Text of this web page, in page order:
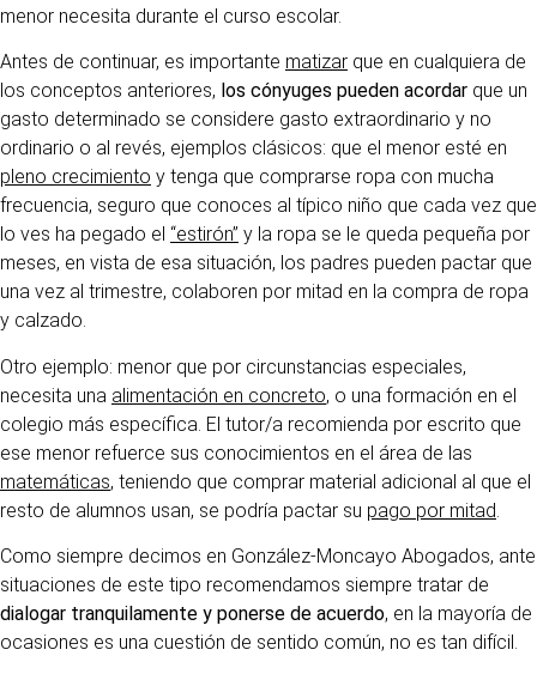
menor necesita durante el curso escolar.
Antes de continuar, es importante matizar que en cualquiera de
los conceptos anteriores, los cónyuges pueden acordar que un
gasto determinado se considere gasto extraordinario y no
ordinario o al revés, ejemplos clásicos: que el menor esté en
pleno crecimiento y tenga que comprarse ropa con mucha
frecuencia, seguro que conoces al típico niño que cada vez que
lo ves ha pegado el “estirón” y la ropa se le queda pequeña por
meses, en vista de esa situación, los padres pueden pactar que
una vez al trimestre, colaboren por mitad en la compra de ropa
y calzado.
Otro ejemplo: menor que por circunstancias especiales,
necesita una alimentación en concreto, o una formación en el
colegio más específica. El tutor/a recomienda por escrito que
ese menor refuerce sus conocimientos en el área de las
matemáticas, teniendo que comprar material adicional al que el
resto de alumnos usan, se podría pactar su pago por mitad
Como siempre decimos en González-Moncayo Abogados, ante
situaciones de este tipo recomendamos siempre tratar de
dialogar tranquilamente y ponerse de acuerdo, en la mayoría de
ocasiones es una cuestión de sentido común, no es tan difícil.